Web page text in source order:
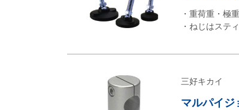
・重荷重・極
・ねじはステ
三好キカイ
マルパイジ